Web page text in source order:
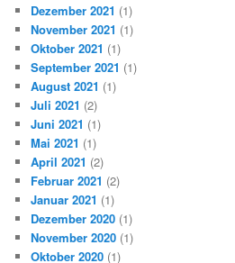
Dezember 2021 (1)
November 2021 (1)
Oktober 2021 (1)
September 2021 (1)
August 2021 (1)
Juli 2021 (2)
Juni 2021 (1)
Mai 2021 (1)
April 2021 (2)
Februar 2021 (2)
Januar 2021 (1)
Dezember 2020 (1)
November 2020 (1)
Oktober 2020 (1)